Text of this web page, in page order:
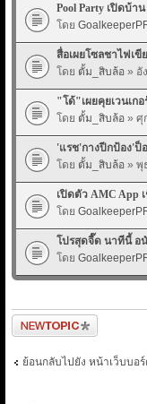
Pool Party เปิดบ้า
โดย
สื่อเผยโซลชาไฟเขี
โดย ตั้ม_สิบล้อ » อั
"โด้"เผยคุยเวนเก
โดย ตั้ม_สิบล้อ » ศุ
'แรช'กางปีกป้อง'ป็
โดย ตั้ม_สิบล้อ » พุ
เปิดตัว AMC App
โดย
โปรสุดจี๊ด นาทีนี้ อ
โดย
ตั้งกระทู้ใหม่
ย้อนกลับไปยัง หน้าเว็บบอร์